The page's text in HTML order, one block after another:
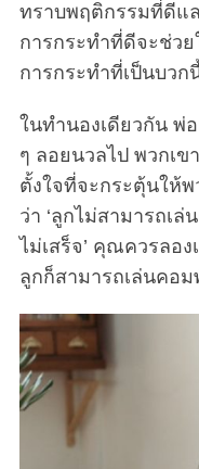
ทราบพฤติกรรมที่ดีแ
การกระทำที่ดีจะช่วย
การกระทำที่เป็นบวก
ในทำนองเดียวกัน พ่
ๆ ลอยนวลไป พวกเข
ตั้งใจที่จะกระตุ้นให้
ว่า ‘ลูกไม่สามารถเ
ไม่เสร็จ’ คุณควรลอ
ลูกก็สามารถเล่นคอม